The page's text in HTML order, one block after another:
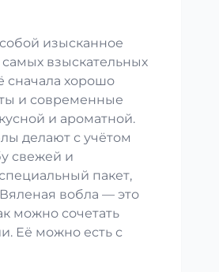
изысканное
взыскательных
сначала хорошо
и современные
и ароматной.
делают с учётом
свежей и
пакет,
вобла — это
можно сочетать
Её можно есть с